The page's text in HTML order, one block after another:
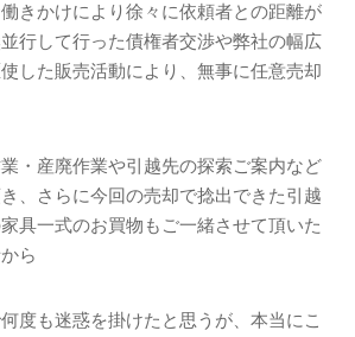
きかけにより徐々に依頼者との距離が
行して行った債権者交渉や弊社の幅広
した販売活動により、無事に任意売却
・産廃作業や引越先の探索ご案内など
、さらに今回の売却で捻出できた引越
具一式のお買物もご一緒させて頂いた
ら
度も迷惑を掛けたと思うが、本当にこ